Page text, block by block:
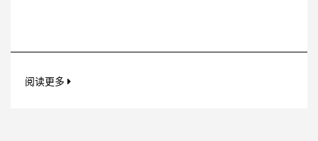
阅读更多